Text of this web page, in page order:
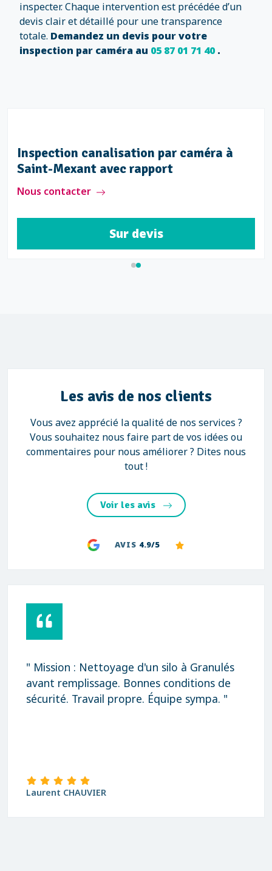
inspecter. Chaque intervention est précédée d’un
devis clair et détaillé pour une transparence
totale. Demandez un devis pour votre
inspection par caméra au 05 87 01 71 40.
Inspection canalisation par caméra à
Saint-Mexant avec rapport
Nous contacter
Sur devis
Les avis de nos clients
Vous avez apprécié la qualité de nos services ?
Vous souhaitez nous faire part de vos idées ou
commentaires pour nous améliorer ? Dites nous
tout !
Voir les avis
AVIS 4.9/5
" Mission : Nettoyage d'un silo à Granulés
avant remplissage. Bonnes conditions de
sécurité. Travail propre. Équipe sympa. "
Laurent CHAUVIER